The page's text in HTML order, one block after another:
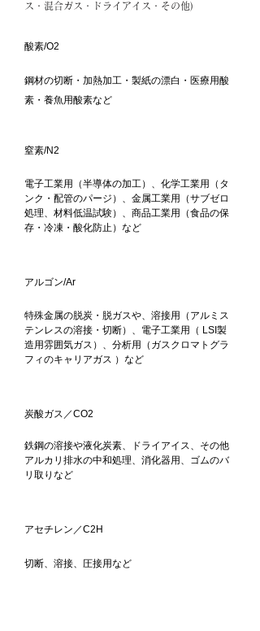
ス・混合ガス・ドライアイス・その他)
酸素/O2
鋼材の切断・加熱加工・製紙の漂白・医療用酸
素・養魚用酸素など
窒素/N2
電子工業用（半導体の加工）、化学工業用（タ
ンク・配管のパージ）、金属工業用（サブゼロ
処理、材料低温試験）、商品工業用（食品の保
存・冷凍・酸化防止）など
アルゴン/Ar
特殊金属の脱炭・脱ガスや、溶接用（アルミス
テンレスの溶接・切断）、電子工業用（ LSI製
造用雰囲気ガス）、分析用（ガスクロマトグラ
フィのキャリアガス ）など
炭酸ガス／CO2
鉄鋼の溶接や液化炭素、ドライアイス、その他
アルカリ排水の中和処理、消化器用、ゴムのバ
リ取りなど
アセチレン／C2H
切断、溶接、圧接用など